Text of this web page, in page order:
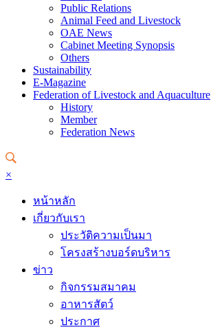
Public Relations
Animal Feed and Livestock
OAE News
Cabinet Meeting Synopsis
Others
Sustainability
E-Magazine
Federation of Livestock and Aquaculture
History
Member
Federation News
×
หน้าหลัก
เกี่ยวกับเรา
ประวัติความเป็นมา
โครงสร้างบอร์ดบริหาร
ข่าว
กิจกรรมสมาคม
อาหารสัตว์
ประกาศ